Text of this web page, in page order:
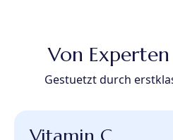
Von
Gestuetzt durch